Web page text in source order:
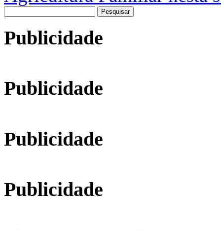
por:
Publicidade
Publicidade
Publicidade
Publicidade